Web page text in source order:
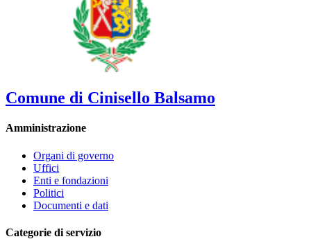
Comune di Cinisello Balsamo
Amministrazione
Organi di governo
Uffici
Enti e fondazioni
Politici
Documenti e dati
Categorie di servizio